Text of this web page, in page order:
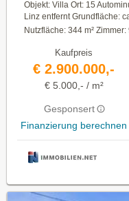
Objekt: Villa Ort: 15
Linz entfernt Grundfläche:
Nutzfläche: 344 m² Zimmer:
Kaufpreis
€ 2.900.000,-
€ 5.000,- / m²
Gesponsert
Finanzierung berechnen